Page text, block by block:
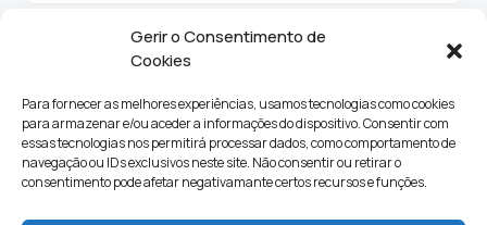
Gerir o Consentimento de
Cookies
Para fornecer as melhores experiências, usamos tecnologias como cookies
para armazenar e/ou aceder a informações do dispositivo. Consentir com
essas tecnologias nos permitirá processar dados, como comportamento de
navegação ou IDs exclusivos neste site. Não consentir ou retirar o
consentimento pode afetar negativamante certos recursos e funções.